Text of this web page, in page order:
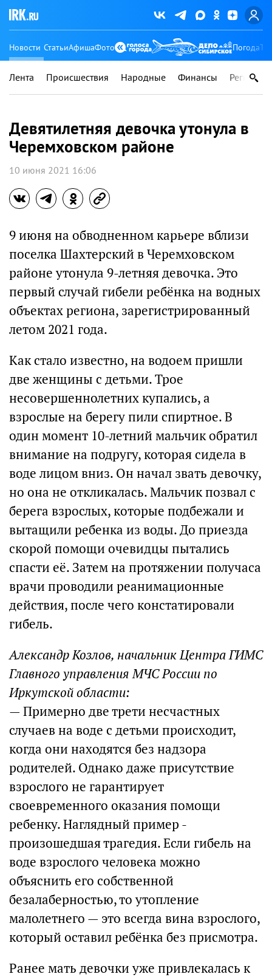
Новости СтатьиАфишаФото Погода
Лента Происшествия Народные Финансы Регионы
Девятилетняя девочка утонула в
Черемховском районе
10 июня 2021 16:06
9 июня на обводненном карьере вблизи
поселка Шахтерский в Черемховском
районе утонула 9-летняя девочка. Это
первый случай гибели ребёнка на водных
объектах региона, зарегистрированный
летом 2021 года.
Как стало известно, на водоем пришли
две женщины с детьми. Трое
несовершеннолетних купались, а
взрослые на берегу пили спиртное. В
один момент 10-летний мальчик обратил
внимание на подругу, которая сидела в
воде лицом вниз. Он начал звать девочку,
но она не откликалась. Мальчик позвал с
берега взрослых, которые подбежали и
вытащили ребенка из воды. До приезда
скорой помощи очевидцы пытались
спасти её. Затем на протяжении получаса
врачи проводили реанимационные
действия, после чего констатировали
гибель.
Александр Козлов, начальник Центра ГИМС
Главного управления МЧС России по
Иркутской области:
— Примерно две трети несчастных
случаев на воде с детьми происходит,
когда они находятся без надзора
родителей. Однако даже присутствие
взрослого не гарантирует
своевременного оказания помощи
ребенку. Наглядный пример -
произошедшая трагедия. Если гибель на
воде взрослого человека можно
объяснить его собственной
безалаберностью, то утопление
малолетнего — это всегда вина взрослого,
который оставил ребёнка без присмотра.
Ранее мать девочки уже привлекалась к